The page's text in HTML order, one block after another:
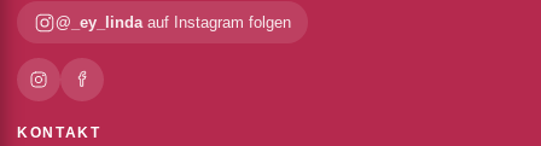
@_ey_lindaauf Instagram folgen
KONTAKT